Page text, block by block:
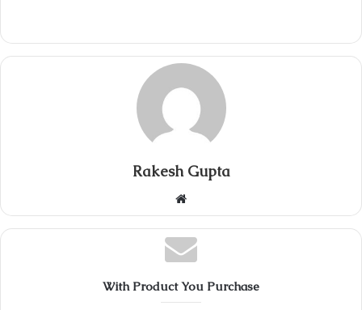
Rakesh Gupta
Website
With Product You Purchase